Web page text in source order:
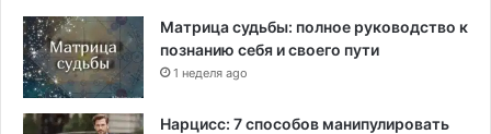
Матрица судьбы: полное руководство к
познанию себя и своего пути
1 неделя ago
Нарцисс: 7 способов манипулировать